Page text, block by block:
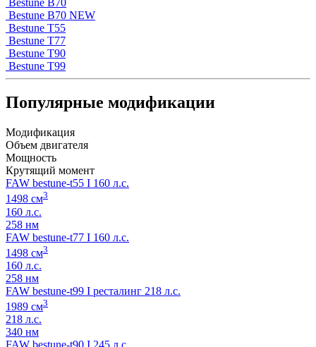
Bestune B70 NEW
Bestune T55
Bestune T77
Bestune T90
Bestune T99
Популярные модификации
Модификация
Объем двигателя
Мощность
Крутящий момент
FAW bestune-t55 I 160 л.с.
1498 см3
160 л.с.
258 нм
FAW bestune-t77 I 160 л.с.
1498 см3
160 л.с.
258 нм
FAW bestune-t99 I ресталинг 218 л.с.
1989 см3
218 л.с.
340 нм